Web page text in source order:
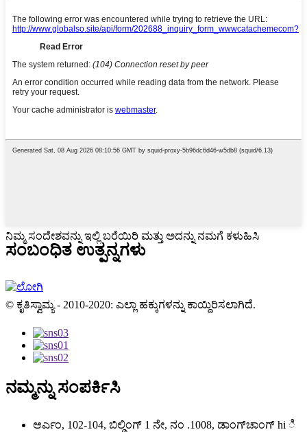
ನಿಮ್ಮ ಸಂದೇಶವನ್ನು ಇಲ್ಲಿ ಬರೆಯಿರಿ ಮತ್ತು ಅದನ್ನು ನಮಗೆ ಕಳುಹಿಸಿ
ಸಂಬಂಧಿತ ಉತ್ಪನ್ನಗಳು
© ಕೃತಿಸ್ವಾಮ್ಯ - 2010-2020: ಎಲ್ಲಾ ಹಕ್ಕುಗಳನ್ನು ಕಾಯ್ದಿರಿಸಲಾಗಿದೆ.
ನಮ್ಮನ್ನು ಸಂಪರ್ಕಿಸಿ
ಆರ್ಎಂ, 102-104, ಬಿಲ್ಡಿಂಗ್ 1 ನೇ, ನಂ .1008, ಡಾಂಗ್‌ಚಾಂಗ್‌ hi ಿ